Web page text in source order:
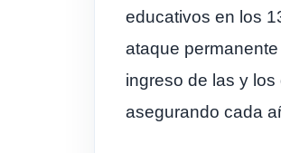
educativos en los
ataque
ingreso de las y
asegurando cada